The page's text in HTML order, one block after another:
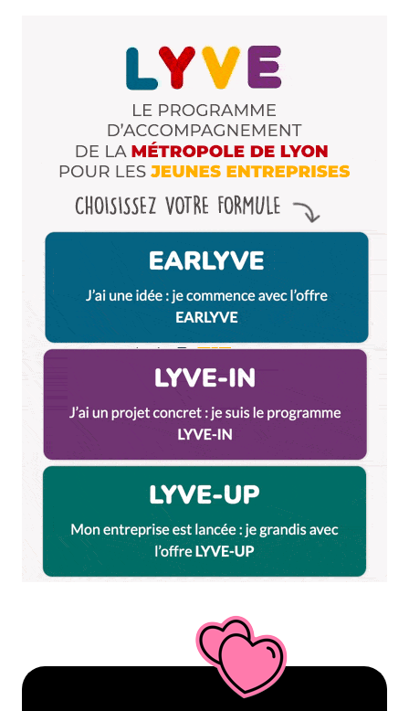
Bonjour !
ledijojo
30 janvier 2012 à 12 h 22 min
Répondre
Bonne semaine, reviens troller quand tu
veux
Qyrool
30 janvier 2012 à 15 h 25 min
Alors,le prochain commentaire ne te fera
vraissemblablement pas du tout plaisir, puisque cet
endroit est destié à être démoli, pour éditier un
nouvel immeuble. Je l’ai sû hier de source sure, par le
patron tout déprimé!(normal), on le serait à
moins!Oui, lundi 28/O1/2O13, j’y suis allée, car
j’adore chiner, et je me suis retrouver devant une
boutique vide, la patronne finissait de balayer, et
m’a expliqué l’histoire!
si sympa, avec toujours quelqu’1prêt à te rendre le
moindre service, un bout d’ficelle, un tendeur, une
pelle, bref un p’tit rien qui nous manque toujours.Je
suis repartie toute tristounette, et le coeur gros ,
31 janvier 2013 à 12 h 55 min